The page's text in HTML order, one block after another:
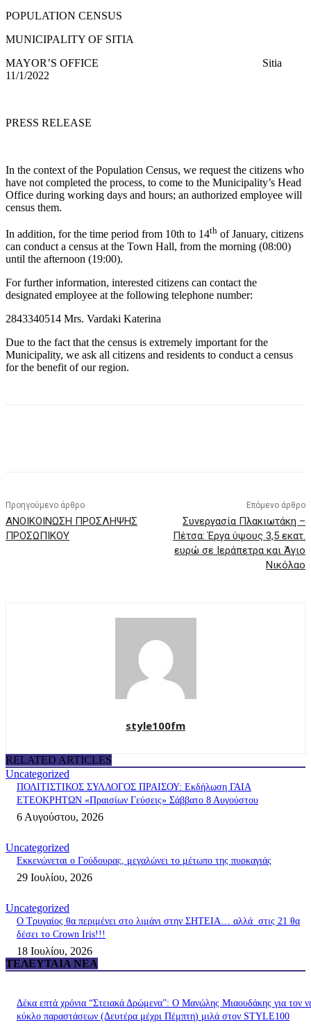
POPULATION CENSUS
MUNICIPALITY OF SITIA
MAYOR’S OFFICE Sitia
11/1/2022
PRESS RELEASE
In the context of the Population Census, we request the citizens who
have not completed the process, to come to the Municipality’s Head
Office during working days and hours; an authorized employee will
census them.
In addition, for the time period from 10th to 14th of January, citizens
can conduct a census at the Town Hall, from the morning (08:00)
until the afternoon (19:00).
For further information, interested citizens can contact the
designated employee at the following telephone number:
2843340514 Mrs. Vardaki Katerina
Due to the fact that the census is extremely important for the
Municipality, we ask all citizens and residents to conduct a census
for the benefit of our region.
Προηγούμενο άρθρο
ΑΝΟΙΚΟΙΝΩΣΗ ΠΡΟΣΛΗΨΗΣ
ΠΡΟΣΩΠΙΚΟΥ
Επόμενο άρθρο
Συνεργασία Πλακιωτάκη –
Πέτσα: Έργα ύψους 3,5 εκατ.
ευρώ σε Ιεράπετρα και Άγιο
Νικόλαο
style100fm
RELATED ARTICLES
Uncategorized
ΠΟΛΙΤΙΣΤΙΚΟΣ ΣΥΛΛΟΓΟΣ ΠΡΑΙΣΟΥ: Εκδήλωση ΓΑΙΑ
ΕΤΕΟΚΡΗΤΩΝ «Πραισίων Γεύσεις» Σάββατο 8 Αυγούστου
6 Αυγούστου, 2026
Uncategorized
Εκκενώνεται ο Γούδουρας, μεγαλώνει το μέτωπο της πυρκαγιάς
29 Ιουλίου, 2026
Uncategorized
Ο Τρυγαίος θα περιμένει στο λιμάνι στην ΣΗΤΕΙΑ… αλλά στις 21 θα
δέσει το Crown Iris!!!
18 Ιουλίου, 2026
ΤΕΛΕΥΤΑΊΑ ΝΈΑ
Δέκα επτά χρόνια “Στειακά Δρώμενα”: Ο Μανώλης Μιαουδάκης για τον
κύκλο παραστάσεων (Δευτέρα μέχρι Πέμπτη) μιλά στον STYLE100